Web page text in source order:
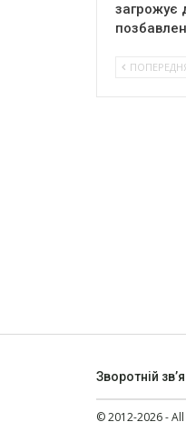
загрожує
Зворотній
© 2012-2026 -